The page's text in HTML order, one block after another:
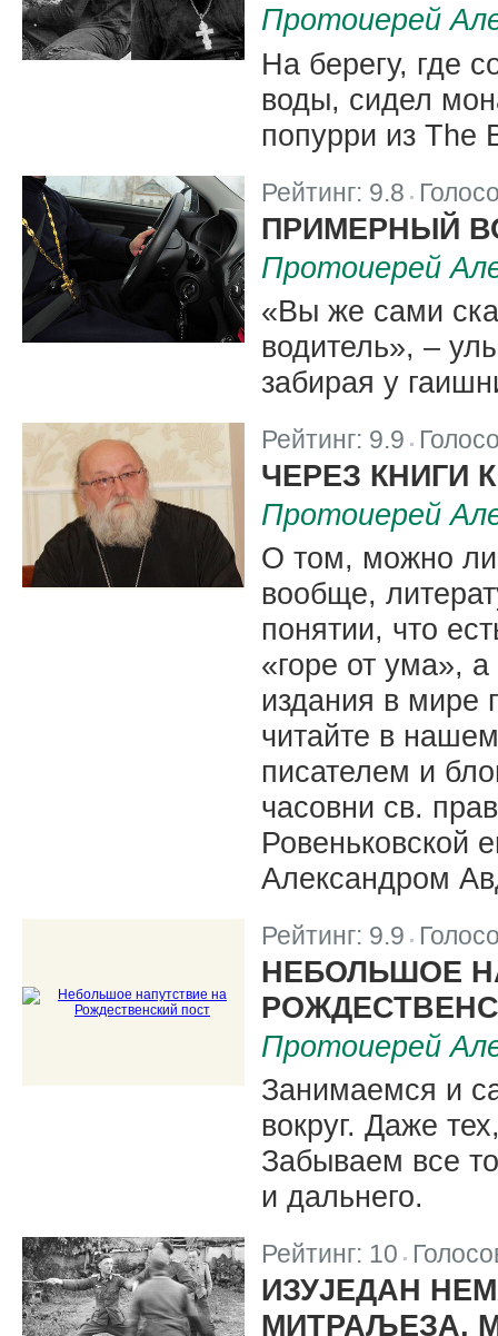
Протоиерей
На берегу, где
воды, сидел
попурри из The
Рейтинг: 9.8 |
ПРИМЕРНЫЙ
Протоиерей
«Вы же сами
водитель», –
забирая у
Рейтинг: 9.9 |
ЧЕРЕЗ КНИГИ
Протоиерей
О том, можно ли
вообще,
понятии, что
«горе от ума»,
издания в мире
читайте в
писателем и
часовни св.
Ровеньковской
Александром
Рейтинг: 9.9 |
НЕБОЛЬШОЕ
Протоиерей
Занимаемся и
вокруг. Даже
Забываем все
и дальнего.
Рейтинг: 10 |
ИЗУЈЕДАН
МИТРАЉЕЗА,